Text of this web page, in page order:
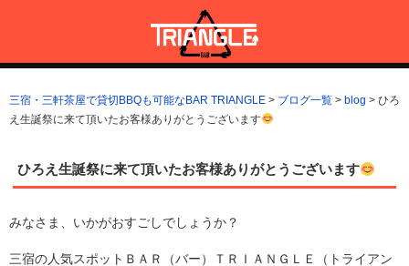
ン
へ
三宿・三軒茶屋で貸切BBQも可能なBAR TRIANGLE
三宿・三軒茶屋A5ランクの貸切BBQも可能なBAR TRIANGLE(バー・
トライアングル)
三宿・三軒茶屋で貸切BBQも可能なBAR TRIANGLE > ブログ一覧 > blog > ひろ
え生誕祭に来て頂いたお客様ありがとうございます
ひろえ生誕祭に来て頂いたお客様ありがとうございます
みなさま、いかがおすごしでしょうか？
三宿の人気スポットＢＡＲ（バー）ＴＲＩＡＮＧＬＥ（トライアン